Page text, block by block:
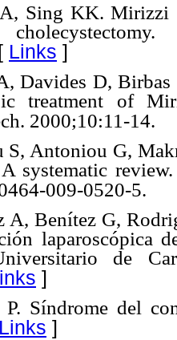
Sing KK. Mirizzi
Links ]
Davides D,
treatment of
2000;10:11-14.
S, Antoniou G,
systematic
009-0520-5.
A, Benítez G,
laparoscópica
de
]
Síndrome del
Links ]